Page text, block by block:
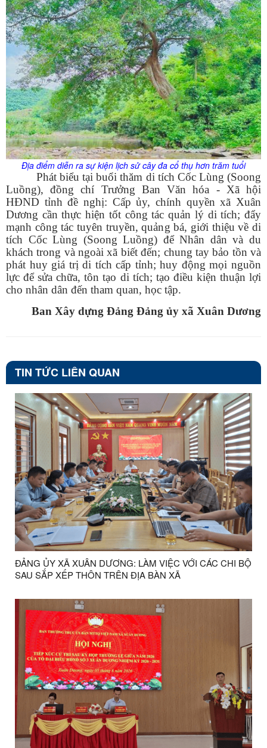
Địa điểm diễn ra sự kiện lịch sử cây đa cổ thụ hơn trăm tuổi
Phát biểu tại buổi thăm di tích Cốc Lùng (Soong
Luồng), đồng chí Trưởng Ban Văn hóa - Xã hội
HĐND tỉnh đề nghị: Cấp ủy, chính quyền xã Xuân
Dương cần thực hiện tốt công tác quản lý di tích; đẩy
mạnh công tác tuyên truyền, quảng bá, giới thiệu về di
tích Cốc Lùng (Soong Luồng) để Nhân dân và du
khách trong và ngoài xã biết đến; chung tay bảo tồn và
phát huy giá trị di tích cấp tỉnh; huy động mọi nguồn
lực để sửa chữa, tôn tạo di tích; tạo điều kiện thuận lợi
cho nhân dân đến tham quan, học tập.
Ban Xây dựng Đảng Đảng ủy xã Xuân Dương
TIN TỨC LIÊN QUAN
ĐẢNG ỦY XÃ XUÂN DƯƠNG: LÀM VIỆC VỚI CÁC CHI BỘ
SAU SẮP XẾP THÔN TRÊN ĐỊA BÀN XÃ